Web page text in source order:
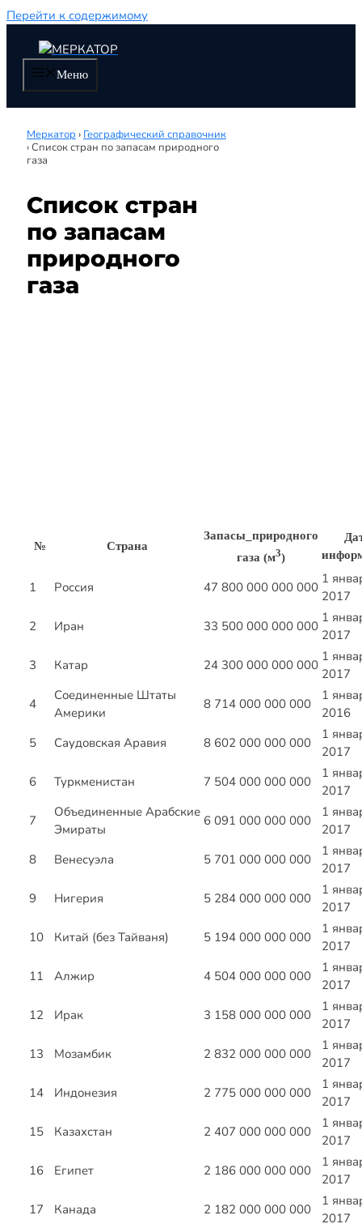
Перейти к содержимому
Меню
Меркатор › Географический справочник
›Список стран по запасам природного
газа
Список стран
по запасам
природного
газа
№ Страна
Запасы_природного
газа (м3)
1 Россия 47 800 000 000 000
1
2017
2
Иран 33 500 000 000 000
1
2017
3
Катар 24 300 000 000 000
1
2017
4
Соединенные Штаты
Америки
8 714 000 000 000
1
2016
5
Саудовская Аравия 8 602 000 000 000
1
2017
6
Туркменистан 7 504 000 000 000
1
2017
7
Объединенные Арабские
Эмираты
6 091 000 000 000
1
2017
8
Венесуэла 5 701 000 000 000
1
2017
9
Нигерия 5 284 000 000 000
1
2017
10
Китай (без Тайваня) 5 194 000 000 000
1
2017
11
Алжир 4 504 000 000 000
1
2017
12
Ирак 3 158 000 000 000
1
2017
13
Мозамбик 2 832 000 000 000
1
2017
14
Индонезия 2 775 000 000 000
1
2017
15
Казахстан 2 407 000 000 000
1
2017
16
Египет 2 186 000 000 000
1
2017
17
Канада 2 182 000 000 000
1
2017